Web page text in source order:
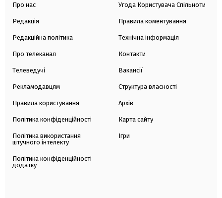
Про нас
Редакція
Редакційна політика
Про телеканал
Телеведучі
Рекламодавцям
Правила користування
Політика конфіденційності
Політика використання
штучного інтелекту
Політика конфіденційності
додатку
Угода Користувача Спільноти
Правила коментування
Технічна інформація
Контакти
Вакансії
Структура власності
Архів
Карта сайту
Ігри